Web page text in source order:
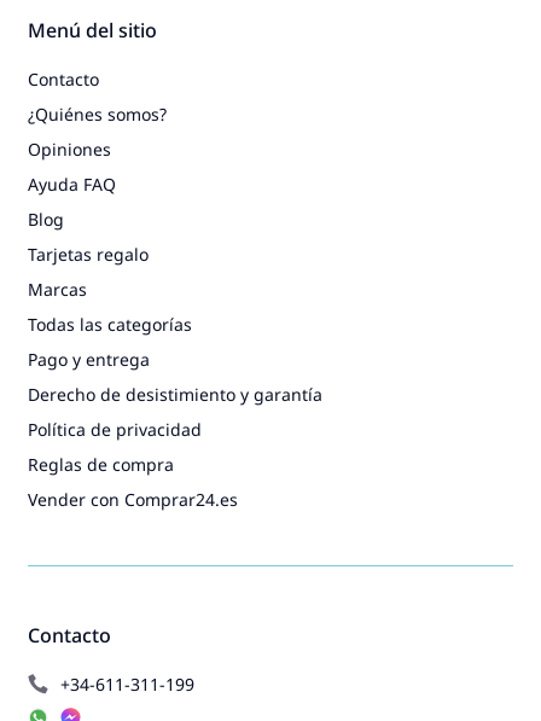
Contacto
+34-611-311-199
Menú del sitio
Contacto
¿Quiénes somos?
Opiniones
Ayuda FAQ
Blog
Tarjetas regalo
Marcas
Todas las categorías
Pago y entrega
Derecho de desistimiento y garantía
Política de privacidad
Reglas de compra
Vender con Comprar24.es